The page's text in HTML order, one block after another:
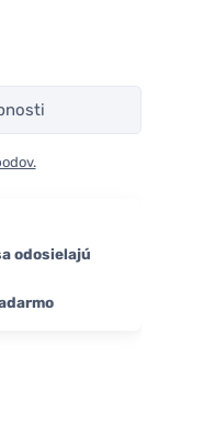
odosielajú